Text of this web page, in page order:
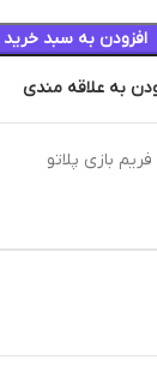
افزودن به سبد خرید
به علاقه مندی
بازی پلاتو